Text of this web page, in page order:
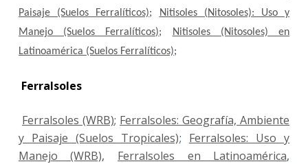
Paisaje (Suelos Ferralíticos);
Nitisoles (Nitosoles): Uso y
Manejo (Suelos Ferralíticos);
Nitisoles (Nitosoles) en
Latinoamérica (Suelos Ferralíticos);
Ferralsoles
Ferralsoles (WRB); Ferralsoles: Geografía, Ambiente
y Paisaje (Suelos Tropicales); Ferralsoles: Uso y
Manejo (WRB), Ferralsoles en Latinoamérica,